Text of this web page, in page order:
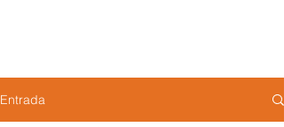
Entrada